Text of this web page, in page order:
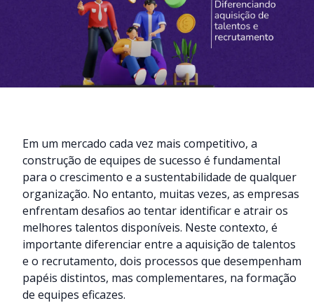
Em um mercado cada vez mais competitivo, a
construção de equipes de sucesso é fundamental
para o crescimento e a sustentabilidade de qualquer
organização. No entanto, muitas vezes, as empresas
enfrentam desafios ao tentar identificar e atrair os
melhores talentos disponíveis. Neste contexto, é
importante diferenciar entre a aquisição de talentos
e o recrutamento, dois processos que desempenham
papéis distintos, mas complementares, na formação
de equipes eficazes.